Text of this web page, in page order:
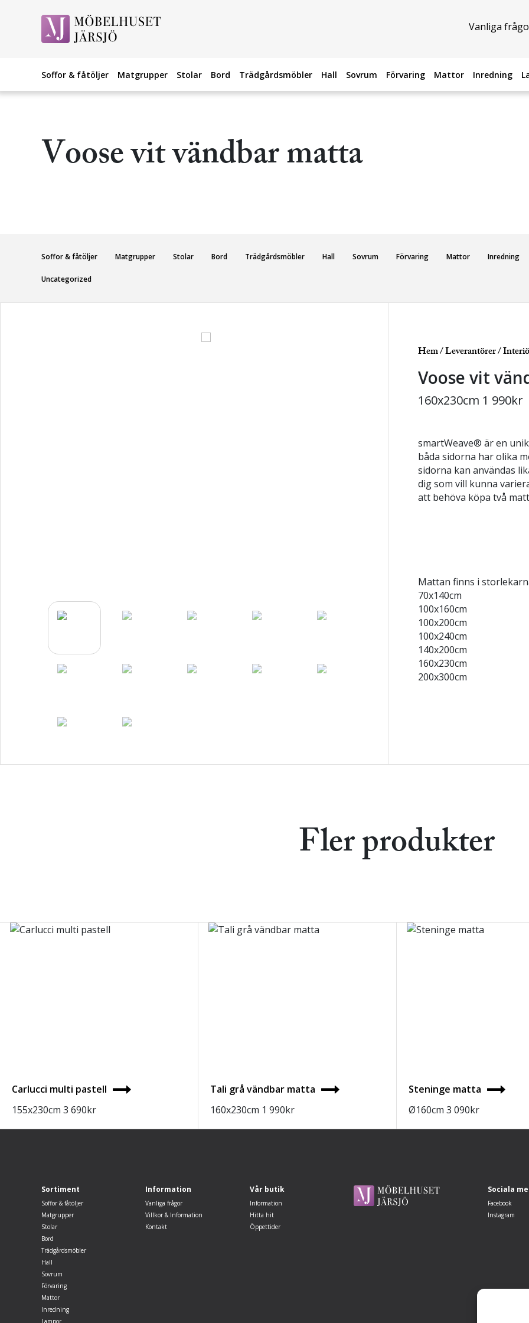
Vanliga
Soffor & fåtöljer Matgrupper Stolar Bord Trädgårdsmöbler Hall Sovrum Förvaring Mattor Inredning
Voose vit vändbar matta
Soffor & fåtöljer Matgrupper Stolar Bord Trädgårdsmöbler Hall Sovrum Förvaring Mattor Inredning
Uncategorized
Hem/Leverantörer/
Voose vit
160x230cm 1 990kr
smartWeave® är en
båda sidorna har olika
sidorna kan användas
dig som vill kunna
att behöva köpa två
Mattan finns i
70x140cm
100x160cm
100x200cm
100x240cm
140x200cm
160x230cm
200x300cm
Fler produkter
Carlucci multi pastell
155x230cm 3 690kr
Tali grå vändbar matta
160x230cm 1 990kr
Steninge matta
Ø160cm 3 090kr
Sortiment
Soffor & fåtöljer
Matgrupper
Stolar
Bord
Trädgårdsmöbler
Hall
Sovrum
Förvaring
Mattor
Inredning
Lampor
Information
Vanliga frågor
Villkor & Information
Kontakt
Vår butik
Information
Hitta hit
Öppettider
Sociala
Facebook
Instagram